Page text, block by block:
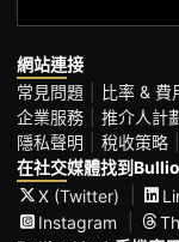
網站連接
常見問題
比率 & 費
企業服務
推介人計
隱私聲明
稅收策略
在社交媒體找到
X (Twitter)
Instagram